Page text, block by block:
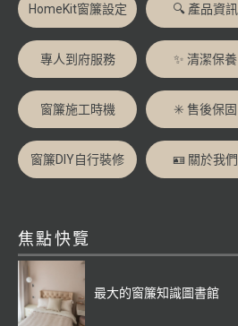
HomeKit窗簾設定 🔍 產品資訊
專人到府服務 ✨ 清潔保養
窗簾施工時機 ✳️ 售後保固
窗簾DIY自行裝修 🪪 關於我們
焦點快覽
最大的窗簾知識圖書館